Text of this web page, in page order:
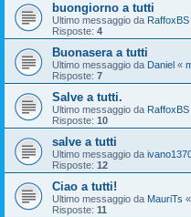
buongiorno a tutti
Ultimo messaggio da RaffoxBS
Risposte: 4
Buonasera a tutti
Ultimo messaggio da Daniel «
Risposte: 7
Salve a tutti.
Ultimo messaggio da RaffoxBS
Risposte: 10
salve a tutti
Ultimo messaggio da
Risposte: 12
Ciao a tutti!
Ultimo messaggio da MauriTs «
Risposte: 11